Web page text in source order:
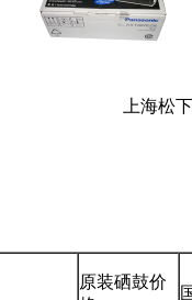
海松下
原装硒鼓价